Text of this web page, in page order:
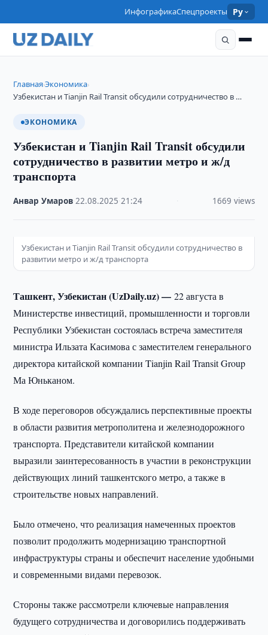
ИнфографикаСпецпроекты Ру
Главная›Экономика›
Узбекистан и Tianjin Rail Transit обсудили сотрудничество в …
ЭКОНОМИКА
Узбекистан и Tianjin Rail Transit обсудили
сотрудничество в развитии метро и ж/д
транспорта
Анвар Умаров ·22.08.2025 ·21:24 1669 views
Узбекистан и Tianjin Rail Transit обсудили сотрудничество в
развитии метро и ж/д транспорта
Ташкент, Узбекистан (UzDaily.uz) —22 августа в
Министерстве инвестиций, промышленности и торговли
Республики Узбекистан состоялась встреча заместителя
министра Ильзата Касимова с заместителем генерального
директора китайской компании Tianjin Rail Transit Group
Ма Юньканом.
В ходе переговоров обсуждались перспективные проекты
в области развития метрополитена и железнодорожного
транспорта. Представители китайской компании
выразили заинтересованность в участии в реконструкции
действующих линий ташкентского метро, а также в
строительстве новых направлений.
Было отмечено, что реализация намеченных проектов
позволит продолжить модернизацию транспортной
инфраструктуры страны и обеспечит население удобными
и современными видами перевозок.
Стороны также рассмотрели ключевые направления
будущего сотрудничества и договорились поддерживать